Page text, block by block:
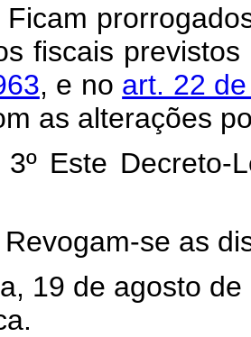
Ficam
fiscais
, e no art. 22
as alterações
Decreto-Lei
se as
de agosto de